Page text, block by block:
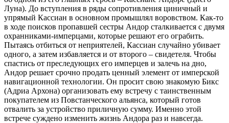
Луна). До вступления в ряды сопротивления циничный и
упрямый Кассиан в основном промышлял воровством. Как-то
в ходе поисков пропавшей сестры Андор сталкивается с двумя
охранниками-имперцами, которые решают его ограбить.
Пытаясь отбиться от неприятелей, Кассиан случайно убивает
одного, а затем избавляется и от второго – свидетеля. Чтобы
спастись от преследующих его имперцев и залечь на дно,
Андор решает срочно продать ценный элемент от имперской
навигационной технологии. Он просит свою знакомую Бикс
(Адриа Архона) организовать ему встречу с таинственным
покупателем из Повстанческого альянса, который готов
отвалить за устройство приличную сумму. Именно этой
встрече суждено изменить жизнь Андора раз и навсегда.